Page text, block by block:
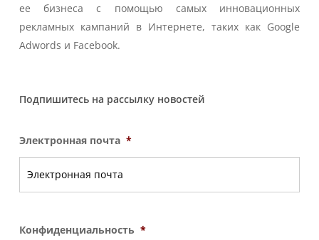
ее бизнеса с помощью самых инновационных
рекламных кампаний в Интернете, таких как Google
Adwords и Facebook.
Подпишитесь на рассылку новостей
Электронная почта *
Конфиденциальность *